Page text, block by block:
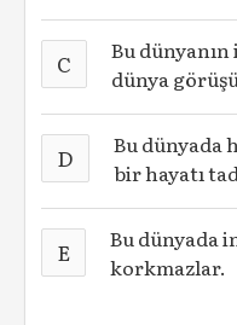
C
Bu
dünya
D
Bu dünyada
bir hayatı
E
Bu dünyada
korkmazlar.